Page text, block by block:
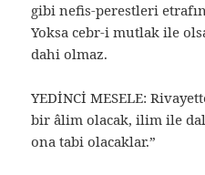
gibi nefis-perestleri
Yoksa cebr-i mutlak ile
dahi olmaz.
YEDİNCİ MESELE:
bir âlim olacak, ilim ile
ona tabi olacaklar.”